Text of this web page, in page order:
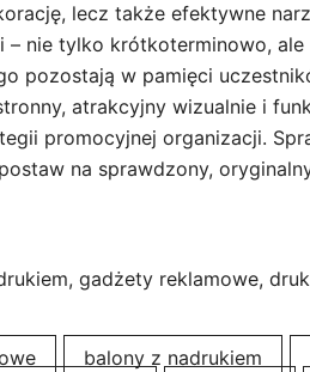
lecz także efektywne
– nie tylko krótkoterminowo,
pozostają w pamięci
atrakcyjny wizualnie i
promocyjnej organizacji.
na sprawdzony,
gadżety reklamowe,
balony z nadrukiem